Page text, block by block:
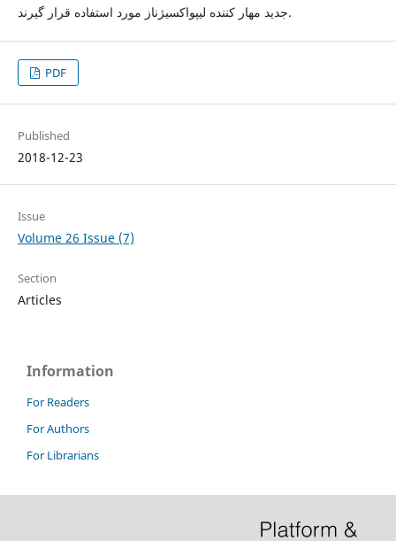
جدید مهار کننده لیپواکسیژناز مورد استفاده قرار گیرند.
PDF
Published
2018-12-23
Issue
Volume 26 Issue (7)
Section
Articles
Information
For Readers
For Authors
For Librarians